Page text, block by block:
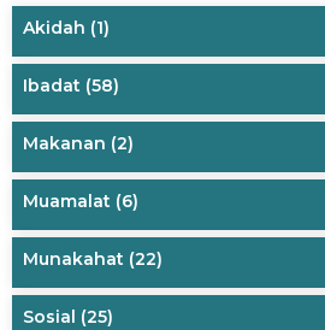
Akidah (1)
Ibadat (58)
Makanan (2)
Muamalat (6)
Munakahat (22)
Sosial (25)